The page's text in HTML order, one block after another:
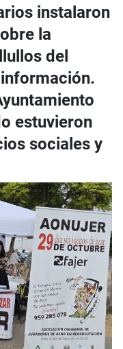
instalaron
la
del
estuvieron
sociales y